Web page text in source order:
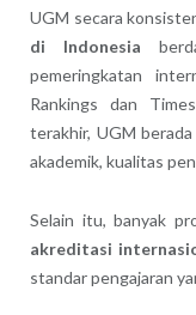
UGM secara
di Indonesia
pemeringkatan
Rankings dan
terakhir, UGM
akademik, kualitas
Selain itu, banyak
akreditasi
standar pengajaran